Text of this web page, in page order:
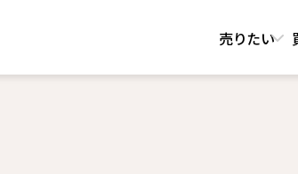
売りたい